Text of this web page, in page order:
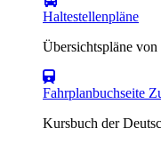
Haltestellenpläne
Übersichtspläne
Fahrplanbuchseite
Kursbuch der